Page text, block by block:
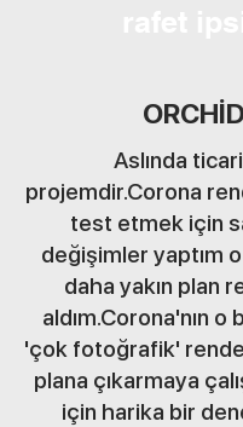
ORCHİD
Aslında
projemdir.Corona
test etmek için
değişimler yaptım
daha yakın plan
aldım.Corona'nın o
'çok fotoğrafik'
plana çıkarmaya
için harika bir